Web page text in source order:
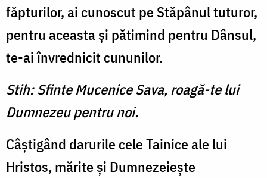
făpturilor, ai cunoscut pe Stăpânul tuturor,
pentru aceasta şi pătimind pentru Dânsul,
te-ai învrednicit cununilor.
Stih: Sfinte Mucenice Sava, roagă-te lui
Dumnezeu pentru noi.
Câştigând darurile cele Tainice ale lui
Hristos, mărite şi Dumnezeieşte